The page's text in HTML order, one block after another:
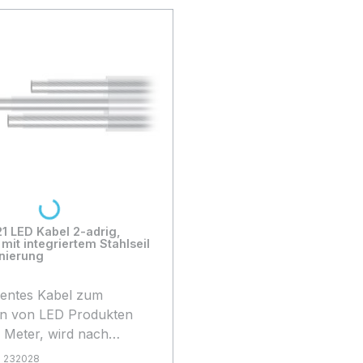
LED Kabel 2-adrig,
integriertem Stahlseil
Kabel zum
von LED Produkten
wird nach
pro Meter
232028
Loading...